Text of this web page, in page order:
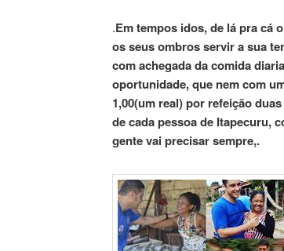
.Em tempos idos, de lá pra cá
os seus ombros servir a sua
com achegada da comida
oportunidade, que nem com
1,00(um real) por refeição
de cada pessoa de Itapecuru,
gente vai precisar sempre,.